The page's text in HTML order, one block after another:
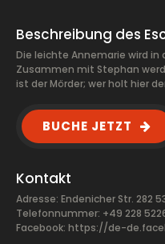
Beschreibung des
Die leichte Annemarie wird
Zusammen mit Stephan
ist der Mörder; wer holt hier
BUCHE JETZT
Kontakt
Adresse: Endenicher Str. 282
Telefonnummer: +49 228
Facebook: https://de-